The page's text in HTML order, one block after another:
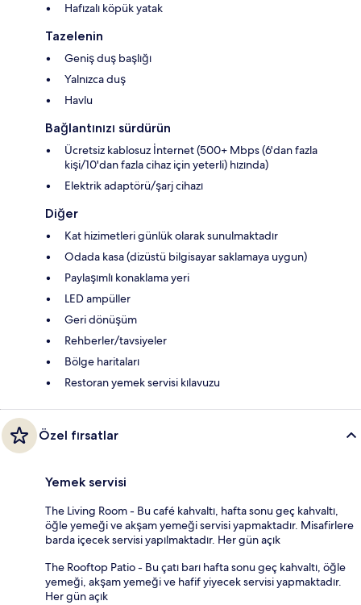
Hafızalı köpük yatak
Tazelenin
Geniş duş başlığı
Yalnızca duş
Havlu
Bağlantınızı sürdürün
Ücretsiz kablosuz İnternet (500+ Mbps (6'dan fazla
kişi/10'dan fazla cihaz için yeterli) hızında)
Elektrik adaptörü/şarj cihazı
Diğer
Kat hizimetleri günlük olarak sunulmaktadır
Odada kasa (dizüstü bilgisayar saklamaya uygun)
Paylaşımlı konaklama yeri
LED ampüller
Geri dönüşüm
Rehberler/tavsiyeler
Bölge haritaları
Restoran yemek servisi kılavuzu
Özel fırsatlar
Yemek servisi
The Living Room - Bu café kahvaltı, hafta sonu geç kahvaltı,
öğle yemeği ve akşam yemeği servisi yapmaktadır. Misafirlere
barda içecek servisi yapılmaktadır. Her gün açık
The Rooftop Patio - Bu çatı barı hafta sonu geç kahvaltı, öğle
yemeği, akşam yemeği ve hafif yiyecek servisi yapmaktadır.
Her gün açık